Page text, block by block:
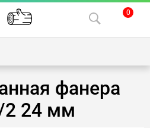
0
фанера
2 24 мм